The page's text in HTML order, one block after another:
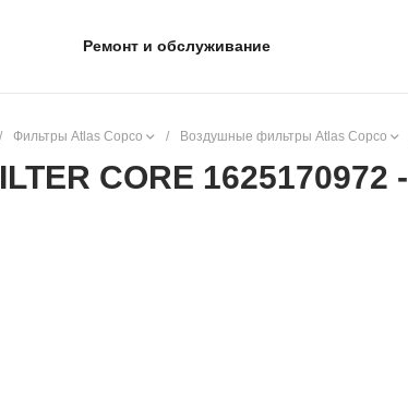
Ремонт и обслуживание
/ Фильтры Atlas Copco / Воздушные фильтры Atlas Copco
CORE